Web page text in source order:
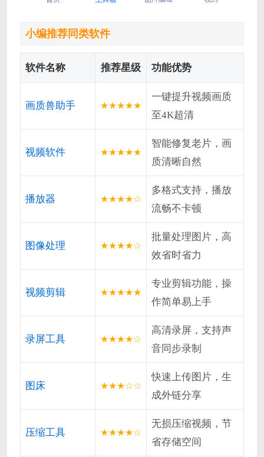
小编推荐同类软件
软件名称 推荐星级 功能优势
画质兽助手 ★★★★★
一键提升视频画质
至4K超清
视频软件 ★★★★★
智能修复老片，画
质清晰自然
播放器 ★★★★☆
多格式支持，播放
流畅不卡顿
图像处理 ★★★★☆
批量处理图片，高
效省时省力
视频剪辑 ★★★★★
专业剪辑功能，操
作简单易上手
录屏工具 ★★★★☆
高清录屏，支持声
音同步录制
图床 ★★★☆☆
快速上传图片，生
成外链分享
压缩工具 ★★★★☆
无损压缩视频，节
省存储空间